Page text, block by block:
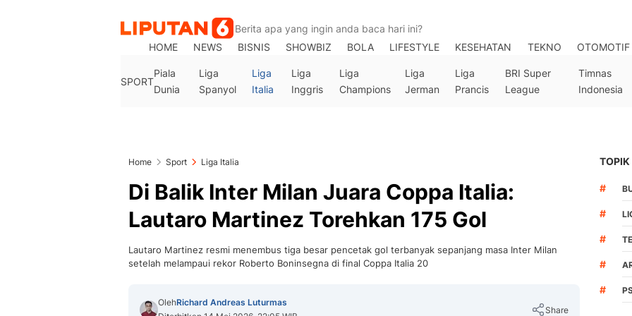
HOME
NEWS BISNIS SHOWBIZ BOLA LIFESTYLE KESEHATAN TEKNO OTOMOTIF
SPORT
Piala
Dunia
Liga
Spanyol
Liga
Italia
Liga
Inggris
Liga
Champions
Liga
Jerman
Liga
Prancis
BRI Super
League
Timnas
Indonesia
Home Sport Liga Italia
Di Balik Inter Milan Juara Coppa Italia:
Lautaro Martinez Torehkan 175 Gol
Lautaro Martinez resmi menembus tiga besar pencetak gol terbanyak sepanjang masa Inter Milan
setelah melampaui rekor Roberto Boninsegna di final Coppa Italia 20
OlehRichard Andreas Luturmas
Share
TOPIK
#
#
#
#
#